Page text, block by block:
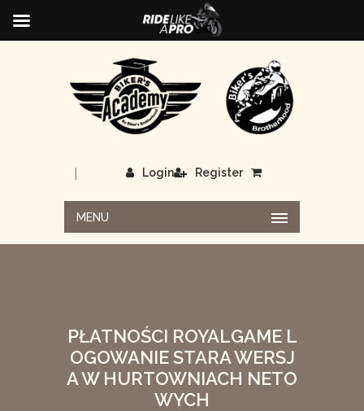
Login
| Register
MENU
PŁATNOŚCI ROYALGAME L
OGOWANIE STARA WERSJ
A W HURTOWNIACH NETO
WYCH